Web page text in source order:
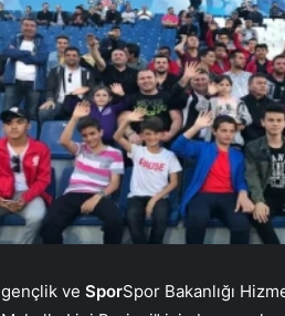
gençlik ve SporSpor Bakanlığı